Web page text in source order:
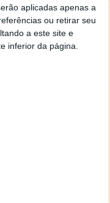
aplicadas apenas a
ou retirar seu
a este site e
inferior da página.